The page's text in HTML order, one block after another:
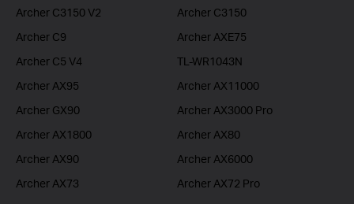
Archer C3150 V2
Archer C3150
Archer C9
Archer AXE75
Archer C5 V4
TL-WR1043N
Archer AX95
Archer AX11000
Archer GX90
Archer AX3000 Pro
Archer AX1800
Archer AX80
Archer AX90
Archer AX6000
Archer AX73
Archer AX72 Pro